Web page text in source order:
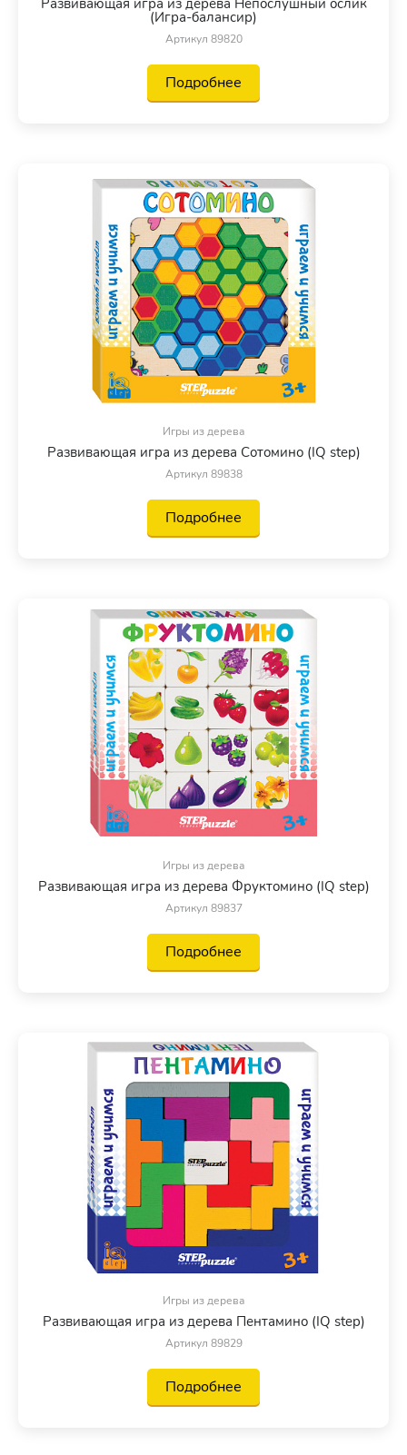
Развивающая игра из дерева Непослушный ослик
(Игра-балансир)
Артикул 89820
Подробнее
Игры из дерева
Развивающая игра из дерева Сотомино (IQ step)
Артикул 89838
Подробнее
Игры из дерева
Развивающая игра из дерева Фруктомино (IQ step)
Артикул 89837
Подробнее
Игры из дерева
Развивающая игра из дерева Пентамино (IQ step)
Артикул 89829
Подробнее